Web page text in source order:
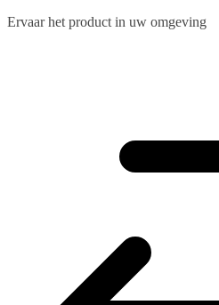
Ervaar het product in uw omgeving